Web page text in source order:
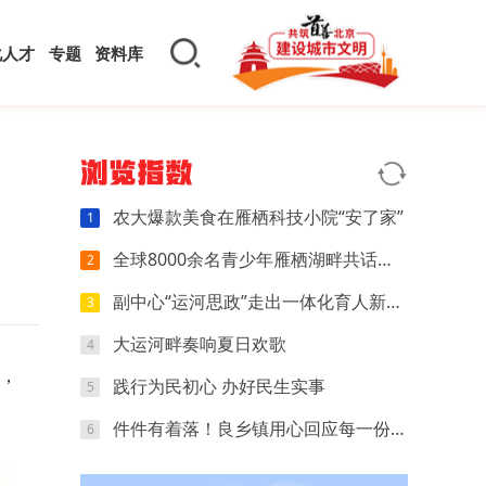
才 专题 资料库
浏览指数
1 农大爆款美食在雁栖科技小院“安了家”
2 全球8000余名青少年雁栖湖畔共话中国故事
3 副中心“运河思政”走出一体化育人新路径
4 大运河畔奏响夏日欢歌
5 践行为民初心 办好民生实事
6 件件有着落！良乡镇用心回应每一份民意